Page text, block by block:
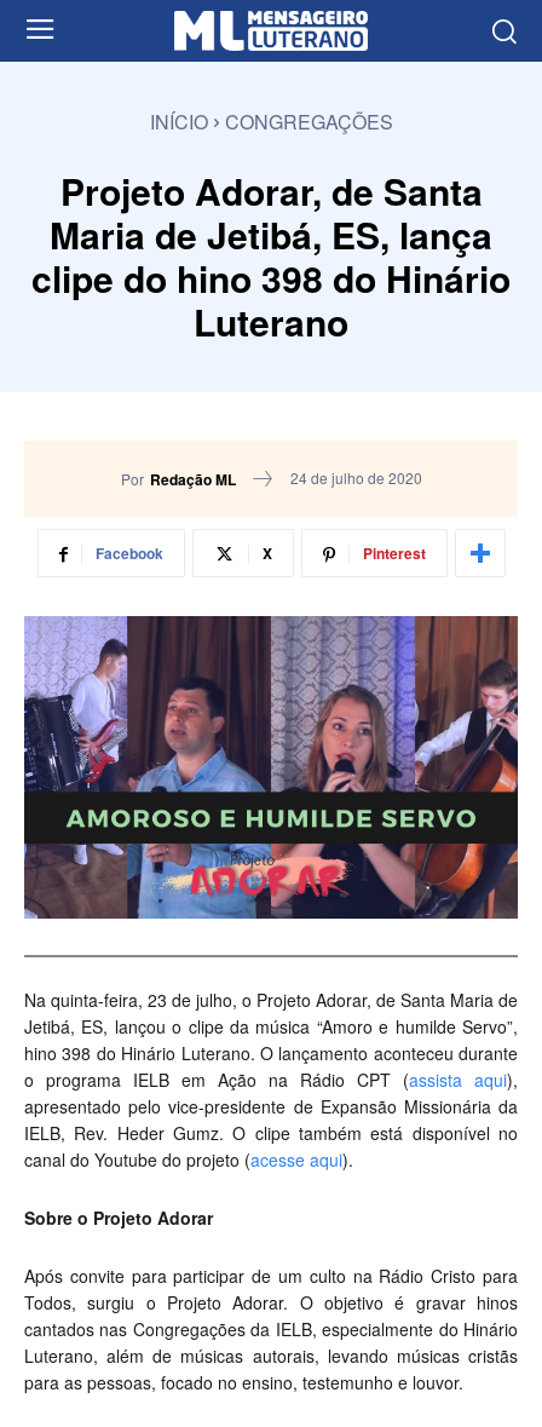
INÍCIO CONGREGAÇÕES
Projeto Adorar, de Santa
Maria de Jetibá, ES, lança
clipe do hino 398 do Hinário
Luterano
Por Redação ML 24 de julho de 2020
Facebook X Pinterest
Na quinta-feira, 23 de julho, o Projeto Adorar, de Santa Maria de
Jetibá, ES, lançou o clipe da música “Amoro e humilde Servo”,
hino 398 do Hinário Luterano. O lançamento aconteceu durante
o programa IELB em Ação na Rádio CPT (assista aqui),
apresentado pelo vice-presidente de Expansão Missionária da
IELB, Rev. Heder Gumz. O clipe também está disponível no
canal do Youtube do projeto (acesse aqui).
Sobre o Projeto Adorar
Após convite para participar de um culto na Rádio Cristo para
Todos, surgiu o Projeto Adorar. O objetivo é gravar hinos
cantados nas Congregações da IELB, especialmente do Hinário
Luterano, além de músicas autorais, levando músicas cristãs
para as pessoas, focado no ensino, testemunho e louvor.